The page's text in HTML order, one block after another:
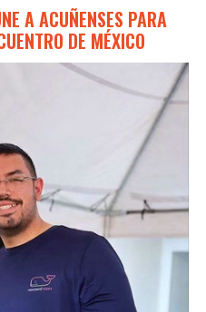
A ACUÑENSES PARA
DE MÉXICO